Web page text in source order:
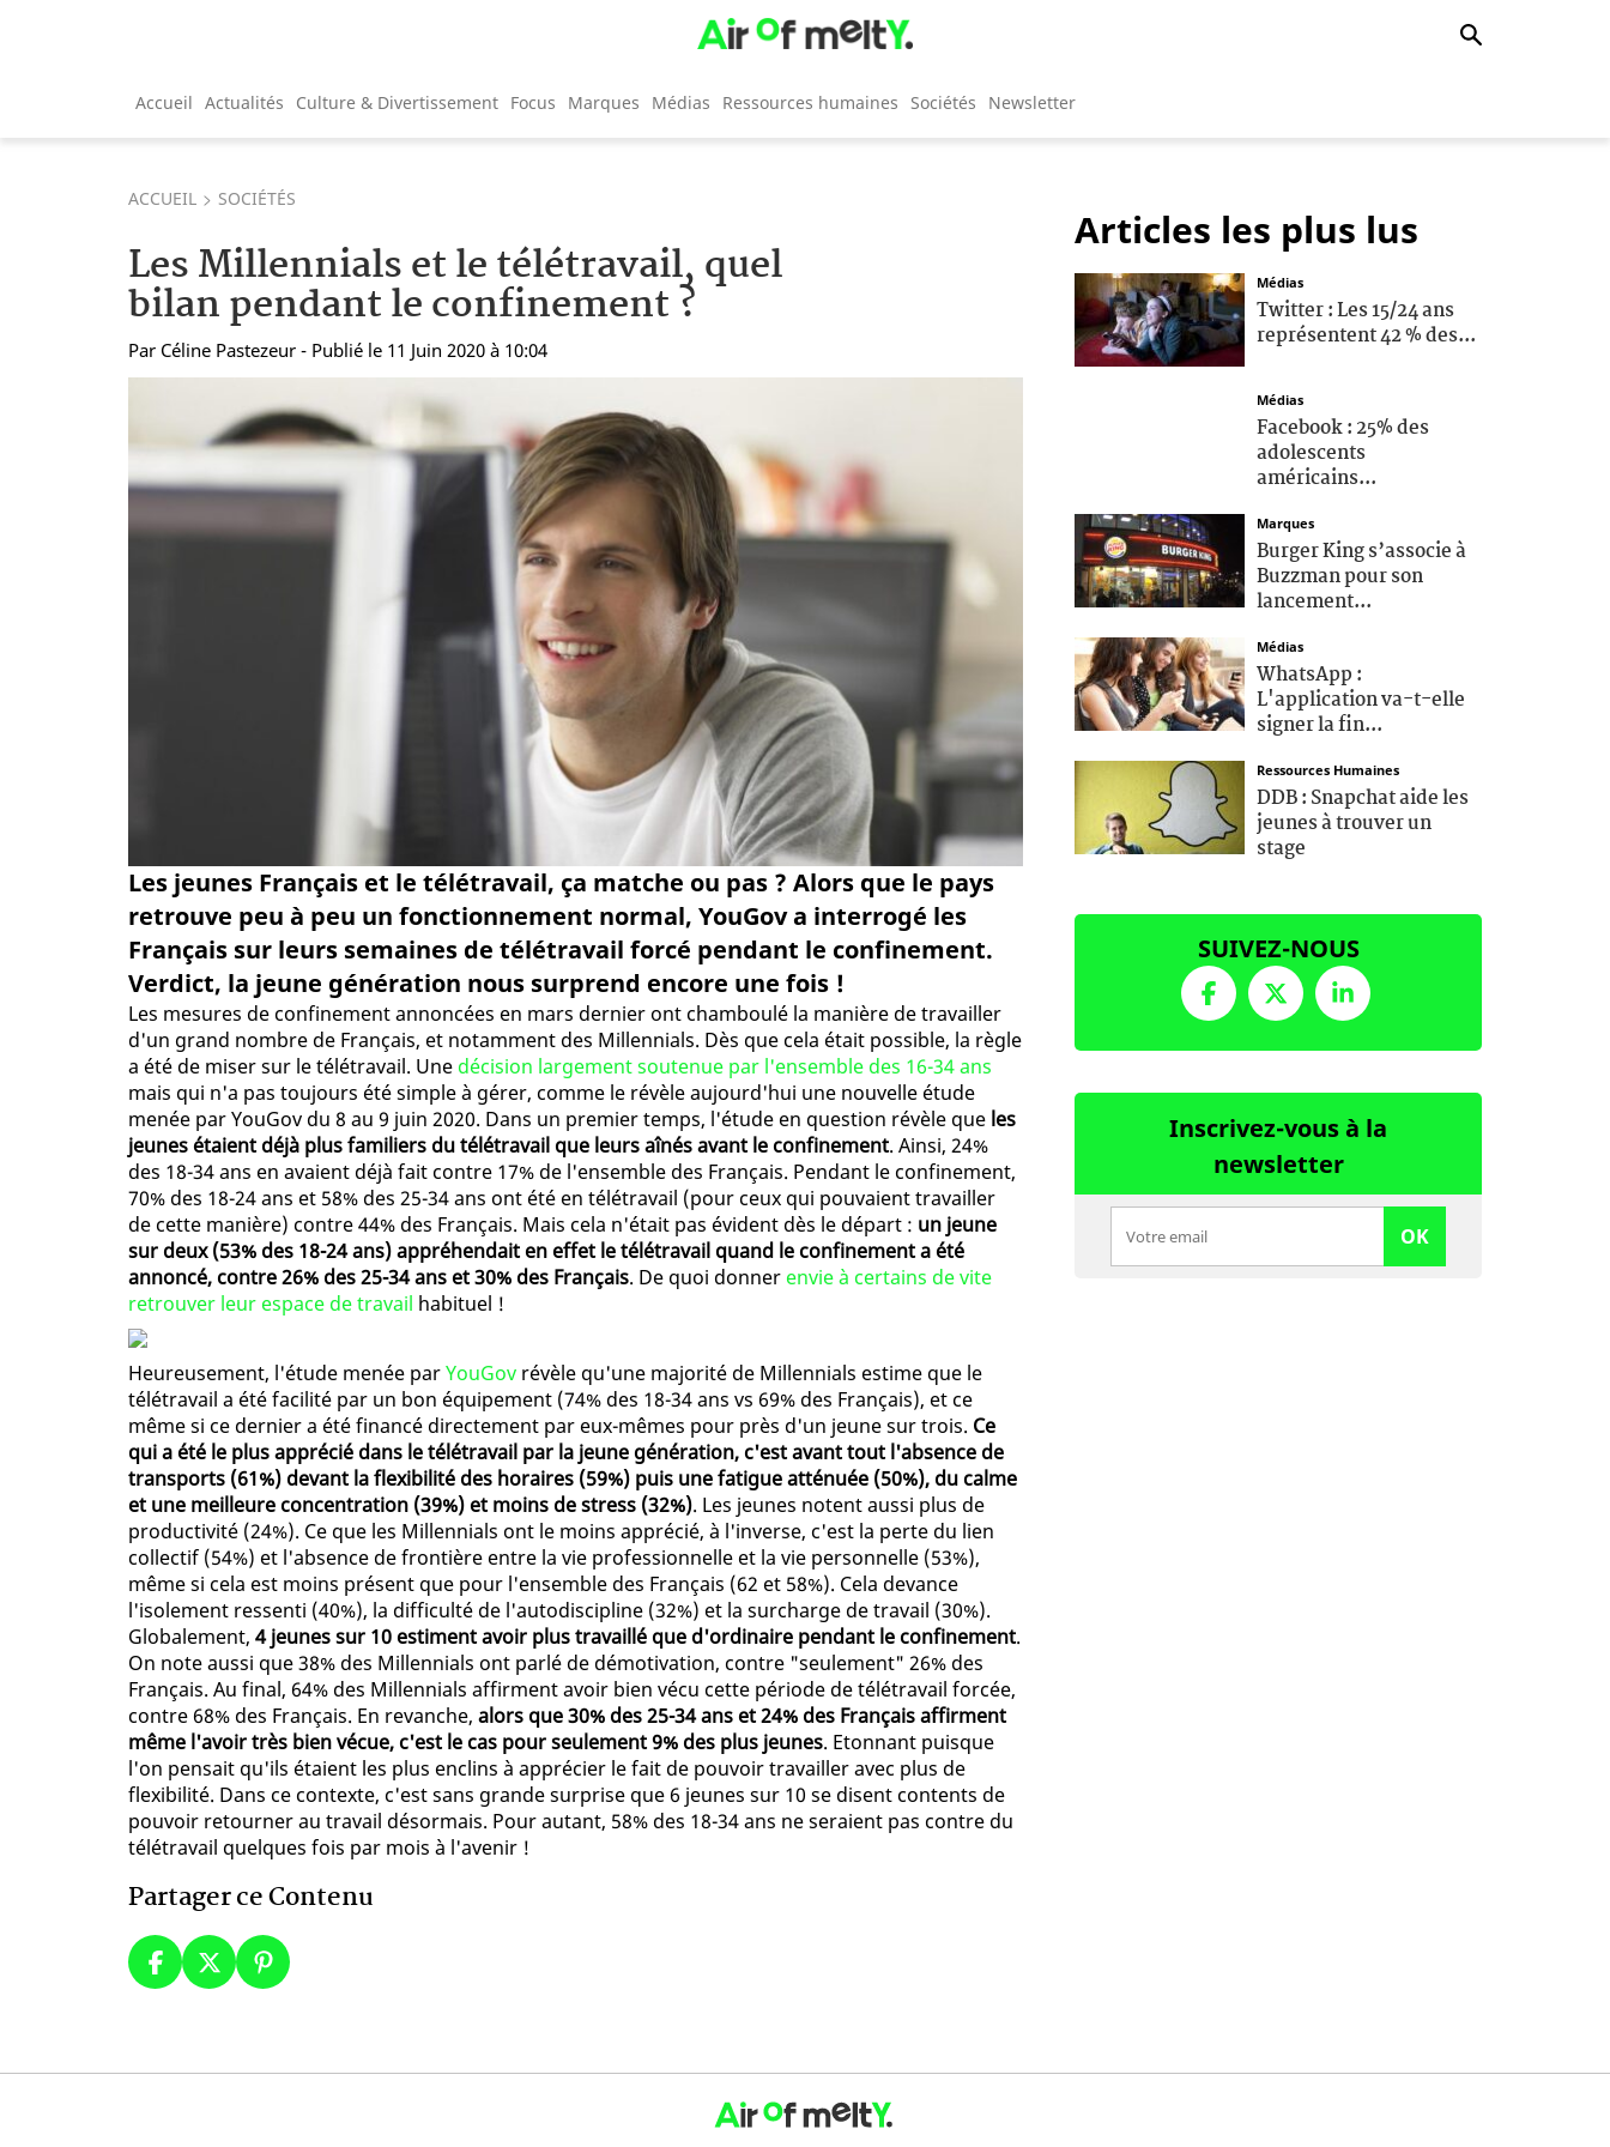
Accueil Actualités Culture & Divertissement Focus Marques Médias Ressources humaines Sociétés Newsletter
ACCUEIL SOCIÉTÉS
Les Millennials et le télétravail, quel
bilan pendant le confinement ?
Par Céline Pastezeur - Publié le 11 Juin 2020 à 10:04
Les jeunes Français et le télétravail, ça matche ou pas ? Alors que le pays
retrouve peu à peu un fonctionnement normal, YouGov a interrogé les
Français sur leurs semaines de télétravail forcé pendant le confinement.
Verdict, la jeune génération nous surprend encore une fois !
Les mesures de confinement annoncées en mars dernier ont chamboulé la manière de travailler
d'un grand nombre de Français, et notamment des Millennials. Dès que cela était possible, la règle
a été de miser sur le télétravail. Une décision largement soutenue par l'ensemble des 16-34 ans
mais qui n'a pas toujours été simple à gérer, comme le révèle aujourd'hui une nouvelle étude
menée par YouGov du 8 au 9 juin 2020. Dans un premier temps, l'étude en question révèle que les
jeunes étaient déjà plus familiers du télétravail que leurs aînés avant le confinement. Ainsi, 24%
des 18-34 ans en avaient déjà fait contre 17% de l'ensemble des Français. Pendant le confinement,
70% des 18-24 ans et 58% des 25-34 ans ont été en télétravail (pour ceux qui pouvaient travailler
de cette manière) contre 44% des Français. Mais cela n'était pas évident dès le départ : un jeune
sur deux (53% des 18-24 ans) appréhendait en effet le télétravail quand le confinement a été
annoncé, contre 26% des 25-34 ans et 30% des Français. De quoi donner envie à certains de vite
retrouver leur espace de travail habituel !
Heureusement, l'étude menée parYouGov révèle qu'une majorité de Millennials estime que le
télétravail a été facilité par un bon équipement (74% des 18-34 ans vs 69% des Français), et ce
même si ce dernier a été financé directement par eux-mêmes pour près d'un jeune sur trois. Ce
qui a été le plus apprécié dans le télétravail par la jeune génération, c'est avant tout l'absence de
transports (61%) devant la flexibilité des horaires (59%) puis une fatigue atténuée (50%), du calme
et une meilleure concentration (39%) et moins de stress (32%). Les jeunes notent aussi plus de
productivité (24%). Ce que les Millennials ont le moins apprécié, à l'inverse, c'est la perte du lien
collectif (54%) et l'absence de frontière entre la vie professionnelle et la vie personnelle (53%),
même si cela est moins présent que pour l'ensemble des Français (62 et 58%). Cela devance
l'isolement ressenti (40%), la difficulté de l'autodiscipline (32%) et la surcharge de travail (30%).
Globalement, 4 jeunes sur 10 estiment avoir plus travaillé que d'ordinaire pendant le confinement.
On note aussi que 38% des Millennials ont parlé de démotivation, contre "seulement" 26% des
Français. Au final, 64% des Millennials affirment avoir bien vécu cette période de télétravail forcée,
contre 68% des Français. En revanche, alors que 30% des 25-34 ans et 24% des Français affirment
même l'avoir très bien vécue, c'est le cas pour seulement 9% des plus jeunes. Etonnant puisque
l'on pensait qu'ils étaient les plus enclins à apprécier le fait de pouvoir travailler avec plus de
flexibilité. Dans ce contexte, c'est sans grande surprise que 6 jeunes sur 10 se disent contents de
pouvoir retourner au travail désormais. Pour autant, 58% des 18-34 ans ne seraient pas contre du
télétravail quelques fois par mois à l'avenir !
Partager ce Contenu
Articles les plus lus
Médias
Twitter : Les 15/24 ans
représentent 42 % des...
Médias
Facebook : 25% des
adolescents
américains...
Marques
Burger King s’associe à
Buzzman pour son
lancement...
Médias
WhatsApp :
L'application va-t-elle
signer la fin...
Ressources Humaines
DDB : Snapchat aide les
jeunes à trouver un
stage
SUIVEZ-NOUS
Inscrivez-vous à la
newsletter
OK